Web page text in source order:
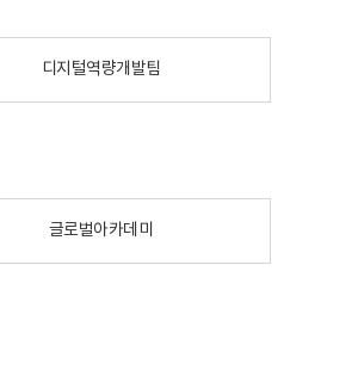
디지털역량개발팀
글로벌아카데미